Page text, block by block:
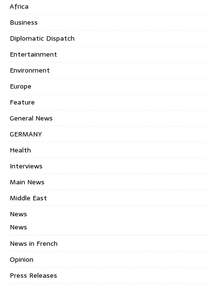
Africa
Business
Diplomatic Dispatch
Entertainment
Environment
Europe
Feature
General News
GERMANY
Health
Interviews
Main News
Middle East
News
News
News in French
Opinion
Press Releases